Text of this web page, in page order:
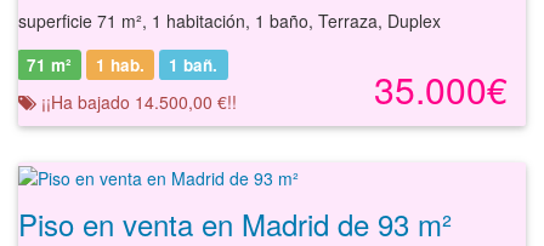
superficie 71 m², 1 habitación, 1 baño, Terraza, Duplex
35.000€
71 m² 1 hab. 1 bañ.
¡¡Ha bajado 14.500,00 €!!
Piso en venta en Madrid de 93 m²